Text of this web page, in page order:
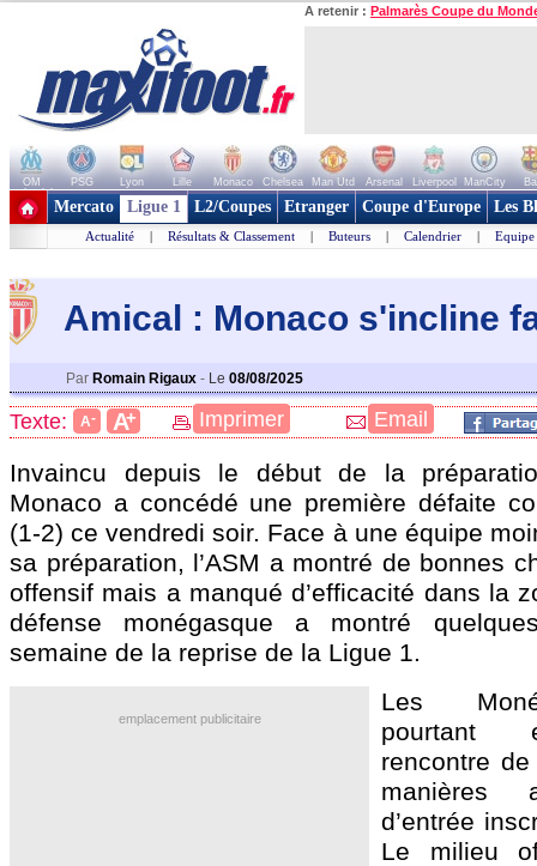
A retenir : Palmarès Coupe du
OM PSG Lyon Lille Monaco Chelsea Man Utd Arsenal Liverpool ManCity
+ de clubs
Mercato Ligue 1 L2/Coupes Etranger Coupe d'Europe Les
Actualité | Résultats & Classement | Buteurs | Calendrier | Equipe
Amical : Monaco s'incline
Par Romain Rigaux - Le 08/08/2025
Texte: A- A+ Imprimer Email
Invaincu depuis le début de la
Monaco a concédé une première défaite
(1-2) ce vendredi soir. Face à une équipe
sa préparation, l’ASM a montré de bonnes
offensif mais a manqué d’efficacité dans la
défense monégasque a montré
semaine de la reprise de la Ligue 1.
emplacement publicitaire
Les
pourtant
rencontre
d’entrée
Le milieu